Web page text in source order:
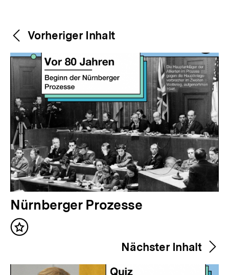
Weitere
Inhalte
Content-
Navigation
Vorheriger Inhalt
V
o
r
e
Nürnberger Prozesse
Inhalt
Nächster Inhalt